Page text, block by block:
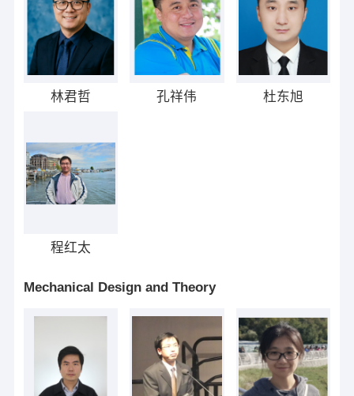
林君哲 孔祥伟 杜东旭
程红太
Mechanical Design and Theory